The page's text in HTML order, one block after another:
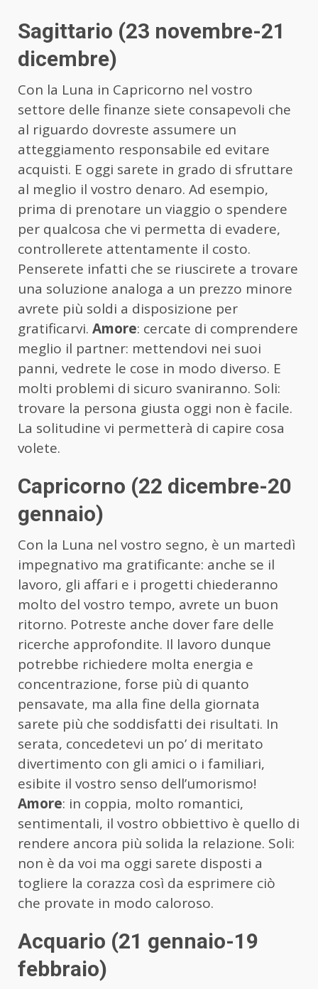
Sagittario (23 novembre-21
dicembre)
Con la Luna in Capricorno nel vostro
settore delle finanze siete consapevoli che
al riguardo dovreste assumere un
atteggiamento responsabile ed evitare
acquisti. E oggi sarete in grado di sfruttare
al meglio il vostro denaro. Ad esempio,
prima di prenotare un viaggio o spendere
per qualcosa che vi permetta di evadere,
controllerete attentamente il costo.
Penserete infatti che se riuscirete a trovare
una soluzione analoga a un prezzo minore
avrete più soldi a disposizione per
gratificarvi. Amore: cercate di comprendere
meglio il partner: mettendovi nei suoi
panni, vedrete le cose in modo diverso. E
molti problemi di sicuro svaniranno. Soli:
trovare la persona giusta oggi non è facile.
La solitudine vi permetterà di capire cosa
volete.
Capricorno (22 dicembre-20
gennaio)
Con la Luna nel vostro segno, è un martedì
impegnativo ma gratificante: anche se il
lavoro, gli affari e i progetti chiederanno
molto del vostro tempo, avrete un buon
ritorno. Potreste anche dover fare delle
ricerche approfondite. Il lavoro dunque
potrebbe richiedere molta energia e
concentrazione, forse più di quanto
pensavate, ma alla fine della giornata
sarete più che soddisfatti dei risultati. In
serata, concedetevi un po’ di meritato
divertimento con gli amici o i familiari,
esibite il vostro senso dell’umorismo!
Amore: in coppia, molto romantici,
sentimentali, il vostro obbiettivo è quello di
rendere ancora più solida la relazione. Soli:
non è da voi ma oggi sarete disposti a
togliere la corazza così da esprimere ciò
che provate in modo caloroso.
Acquario (21 gennaio-19
febbraio)